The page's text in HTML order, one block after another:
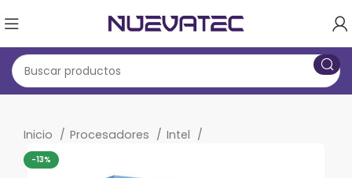
Inicio Procesadores Intel
-13%